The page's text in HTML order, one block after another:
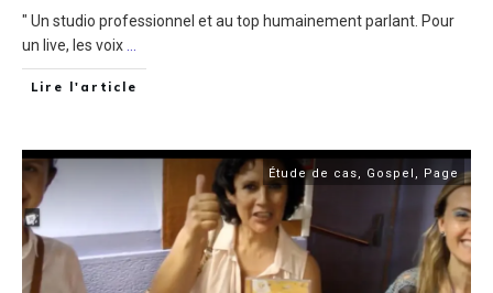
" Un studio professionnel et au top humainement parlant. Pour
un live, les voix
Lire l'article
Étude de cas, Gospel , Page